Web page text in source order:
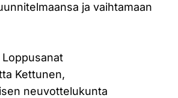
ja vaihtamaan
Loppusanat
Kettunen,
neuvottelukunta